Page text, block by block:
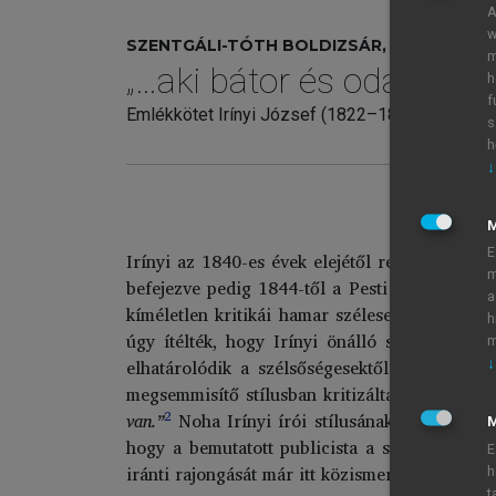
SZENTGÁLI-TÓTH BOLDIZSÁR,
„…aki bátor és odaadó
Emlékkötet Irínyi József (1822–1859)
Irínyi az 1840-es évek elejétől
befejezve pedig 1844-től a Pesti Hírlap
kíméletlen kritikái hamar szélesebb körben
úgy ítélték, hogy Irínyi önálló szócikket
elhatárolódik a szélsőségesektől. Már itt is
megsemmisítő stílusban kritizálta Vahotot:
van.”2 Noha Irínyi írói stílusának bemutatása
hogy a bemutatott publicista a szabadelvű
iránti rajongását már itt közismertnek
↓
↓